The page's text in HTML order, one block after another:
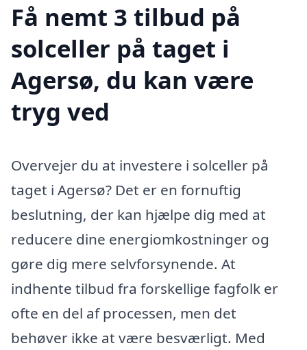
Få nemt 3 tilbud på
solceller på taget i
Agersø, du kan være
tryg ved
Overvejer du at investere i solceller på
taget i Agersø? Det er en fornuftig
beslutning, der kan hjælpe dig med at
reducere dine energiomkostninger og
gøre dig mere selvforsynende. At
indhente tilbud fra forskellige fagfolk er
ofte en del af processen, men det
behøver ikke at være besværligt. Med